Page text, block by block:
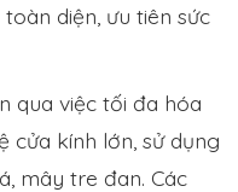
diện, ưu tiên sức
qua việc tối đa hóa
cửa kính lớn, sử dụng
mây tre đan. Các